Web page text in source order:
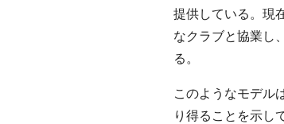
提供している。現
なクラブと協業し
る。
このようなモデル
り得ることを示し